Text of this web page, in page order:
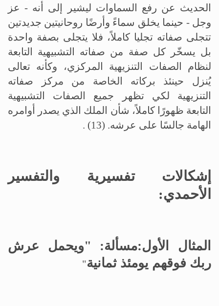
الحديث عن رفع السماوات ليشير إلى أنه - عز
وجل - حينما يخلق سماءً وأرضًا روحانيتين جديدتين
تتجلى صفاته تجليا كاملاً، فلا يتجلى بصفة واحدة
بل يسخّر كل صفة من صفاته التشبيهية التابعة
لنظام الصفات التنزيهية المركزي، وكأنه تعالى
يُنزل حينئذ بركاته الخاصة من مركز صفاته
التنزيهية لكي تظهر جميع الصفات التشبيهية
التابعة ظهورًا كاملاً، شأن الملك الذي يصدر أوامره
الهامة جالسًا على عرشه. (13) .
إشكالات تفسيرية والتفسير
الأحمدي:
المثال الأول:مسألة: "ويحمل عرش
ربك فوقهم يومئذ ثمانية"